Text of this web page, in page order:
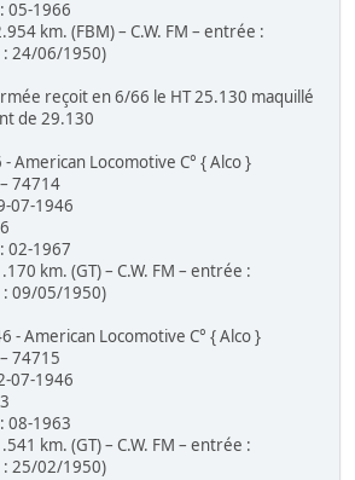
05-1966
km. (FBM) – C.W. FM – entrée :
24/06/1950)
reçoit en 6/66 le HT 25.130 maquillé
de 29.130
- American Locomotive C° { Alco }
74714
07-1946
02-1967
km. (GT) – C.W. FM – entrée :
09/05/1950)
- American Locomotive C° { Alco }
74715
07-1946
08-1963
km. (GT) – C.W. FM – entrée :
25/02/1950)